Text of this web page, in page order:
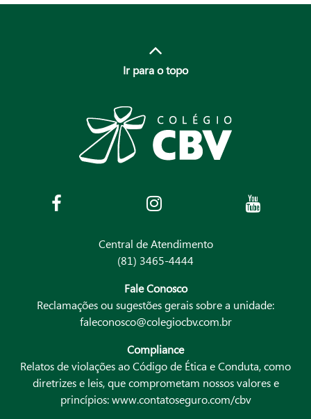
Ir para o topo
Central de Atendimento
(81) 3465-4444
Fale Conosco
Reclamações ou sugestões gerais sobre a unidade:
faleconosco@colegiocbv.com.br
Compliance
Relatos de violações ao Código de Ética e Conduta, como
diretrizes e leis, que comprometam nossos valores e
princípios:www.contatoseguro.com/cbv